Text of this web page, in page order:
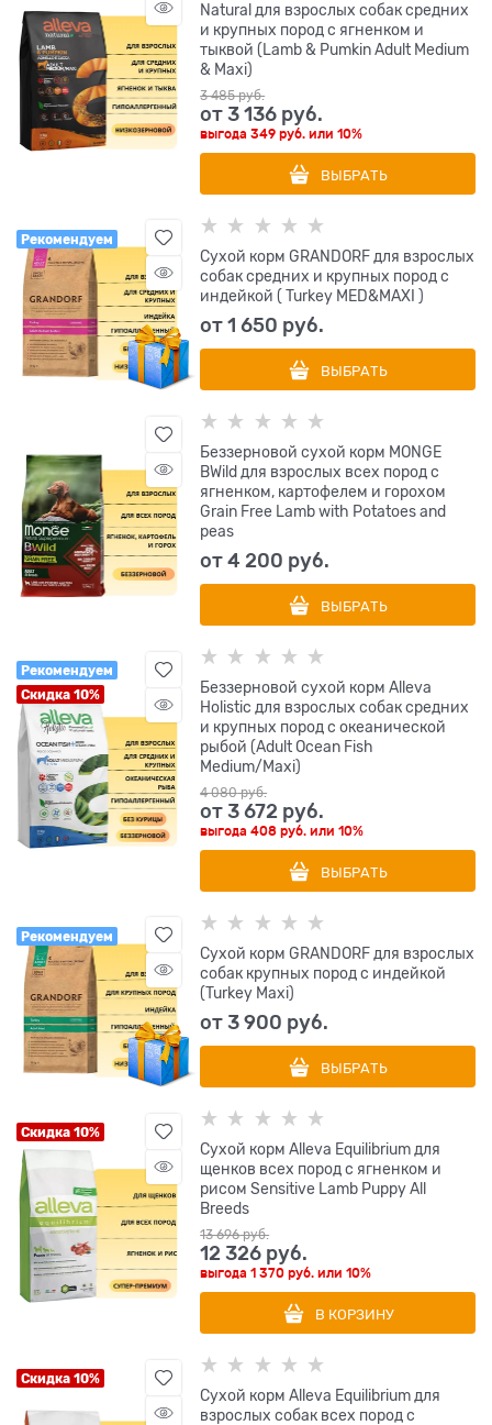
Natural для взрослых собак средних
и крупных пород с ягненком и
тыквой (Lamb & Pumkin Adult Medium
& Maxi)
3 485 руб.
от3 136 руб.
выгода349 руб. или10%
ВЫБРАТЬ
Рекомендуем
Сухой корм GRANDORF для взрослых
собак средних и крупных пород с
индейкой ( Turkey MED&MAXI )
от1 650 руб.
ВЫБРАТЬ
Беззерновой сухой корм MONGE
BWild для взрослых всех пород с
ягненком, картофелем и горохом
Grain Free Lamb with Potatoes and
peas
от4 200 руб.
ВЫБРАТЬ
Рекомендуем
Скидка 10%
Беззерновой сухой корм Alleva
Holistic для взрослых собак средних
и крупных пород с океанической
рыбой (Adult Ocean Fish
Medium/Maxi)
4 080 руб.
от3 672 руб.
выгода408 руб. или10%
ВЫБРАТЬ
Рекомендуем
Сухой корм GRANDORF для взрослых
собак крупных пород с индейкой
(Turkey Maxi)
от3 900 руб.
ВЫБРАТЬ
Скидка 10%
Сухой корм Alleva Equilibrium для
щенков всех пород с ягненком и
рисом Sensitive Lamb Puppy All
Breeds
13 696 руб.
12 326 руб.
выгода1 370 руб. или10%
В КОРЗИНУ
Скидка 10%
Сухой корм Alleva Equilibrium для
взрослых собак всех пород с